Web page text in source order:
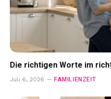
Die richtigen Worte im
Juli 6, 2026 FAMILIENZEIT